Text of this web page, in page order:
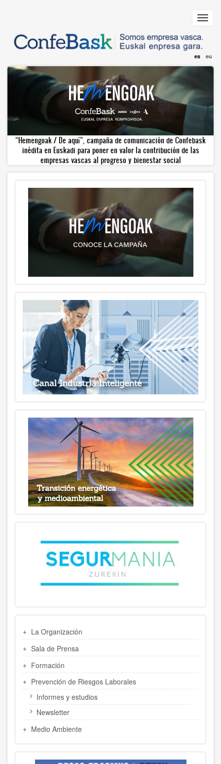
principal
es eu
“Hemengoak / De aquí”, campaña de comunicación de Confebask
inédita en Euskadi para poner en valor la contribución de las
empresas vascas al progreso y bienestar social
LATERAL
La Organización
Sala de Prensa
Formación
Prevención de Riesgos Laborales
Informes y estudios
Newsletter
Medio Ambiente